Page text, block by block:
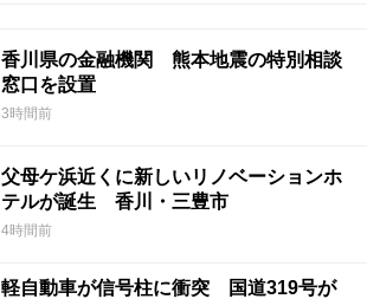
香川県の金融機関 熊本地震の特別相談
窓口を設置
3時間前
父母ケ浜近くに新しいリノベーションホ
テルが誕生 香川・三豊市
4時間前
軽自動車が信号柱に衝突 国道319号が